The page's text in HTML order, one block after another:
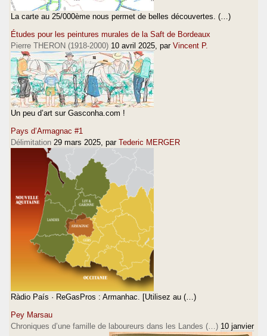
La carte au 25/000ème nous permet de belles découvertes. (…)
Études pour les peintures murales de la Saft de Bordeaux
Pierre THERON (1918-2000) 10 avril 2025 , par Vincent P.
Un peu d’art sur Gasconha.com !
Pays d’Armagnac #1
Délimitation 29 mars 2025 , par Tederic MERGER
Ràdio País · ReGasPros : Armanhac. [Utilisez au (…)
Pey Marsau
Chroniques d’une famille de laboureurs dans les Landes (…) 10 janvier